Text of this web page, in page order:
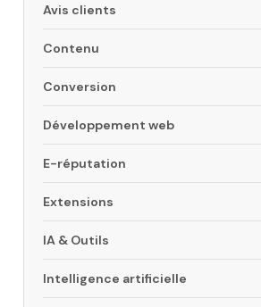
Avis clients
Contenu
Conversion
Développement web
E-réputation
Extensions
IA & Outils
Intelligence artificielle